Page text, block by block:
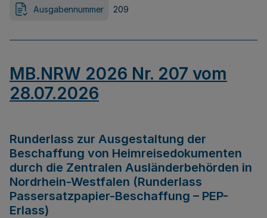
Ausgabennummer 209
MB.NRW 2026 Nr. 207 vom
28.07.2026
Runderlass zur Ausgestaltung der
Beschaffung von Heimreisedokumenten
durch die Zentralen Ausländerbehörden in
Nordrhein-Westfalen (Runderlass
Passersatzpapier-Beschaffung – PEP-
Erlass)